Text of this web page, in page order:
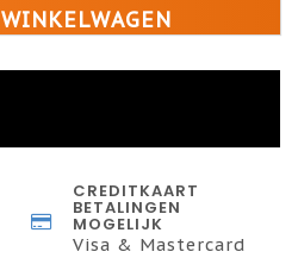
WINKELWAGEN
CREDITKAART
BETALINGEN
MOGELIJK
Visa & Mastercard